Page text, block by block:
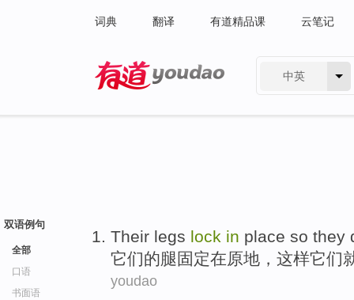
词典 翻译 有道精品课 云笔记
中英
双语例句
全部
口语
书面语
Their legs lock in place so they
它们的腿 固定在原地 ， 这样它们
youdao